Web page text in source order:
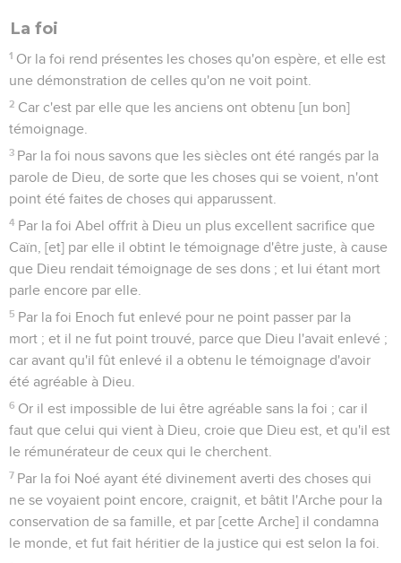
La foi
1 Or la foi rend présentes les choses qu'on espère, et elle est
une démonstration de celles qu'on ne voit point.
2 Car c'est par elle que les anciens ont obtenu [un bon]
témoignage.
3 Par la foi nous savons que les siècles ont été rangés par la
parole de Dieu, de sorte que les choses qui se voient, n'ont
point été faites de choses qui apparussent.
4 Par la foi Abel offrit à Dieu un plus excellent sacrifice que
Caïn, [et] par elle il obtint le témoignage d'être juste, à cause
que Dieu rendait témoignage de ses dons ; et lui étant mort
parle encore par elle.
5 Par la foi Enoch fut enlevé pour ne point passer par la
mort ; et il ne fut point trouvé, parce que Dieu l'avait enlevé ;
car avant qu'il fût enlevé il a obtenu le témoignage d'avoir
été agréable à Dieu.
6 Or il est impossible de lui être agréable sans la foi ; car il
faut que celui qui vient à Dieu, croie que Dieu est, et qu'il est
le rémunérateur de ceux qui le cherchent.
7 Par la foi Noé ayant été divinement averti des choses qui
ne se voyaient point encore, craignit, et bâtit l'Arche pour la
conservation de sa famille, et par [cette Arche] il condamna
le monde, et fut fait héritier de la justice qui est selon la foi.